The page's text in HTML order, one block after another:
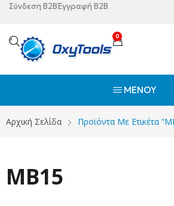
Σύνδεση B2BΕγγραφή B2B
0
ΜΕΝΟΎ
Αρχική Σελίδα Προϊόντα Με Ετικέτα
ΜΒ15